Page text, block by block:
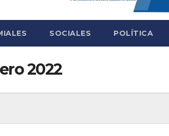
SOCIALES POLÍTICA
2022